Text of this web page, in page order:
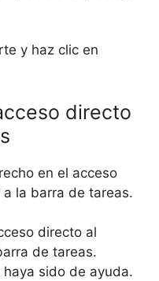
y haz clic en
directo
en el acceso
la barra de tareas.
directo al
de tareas.
sido de ayuda.